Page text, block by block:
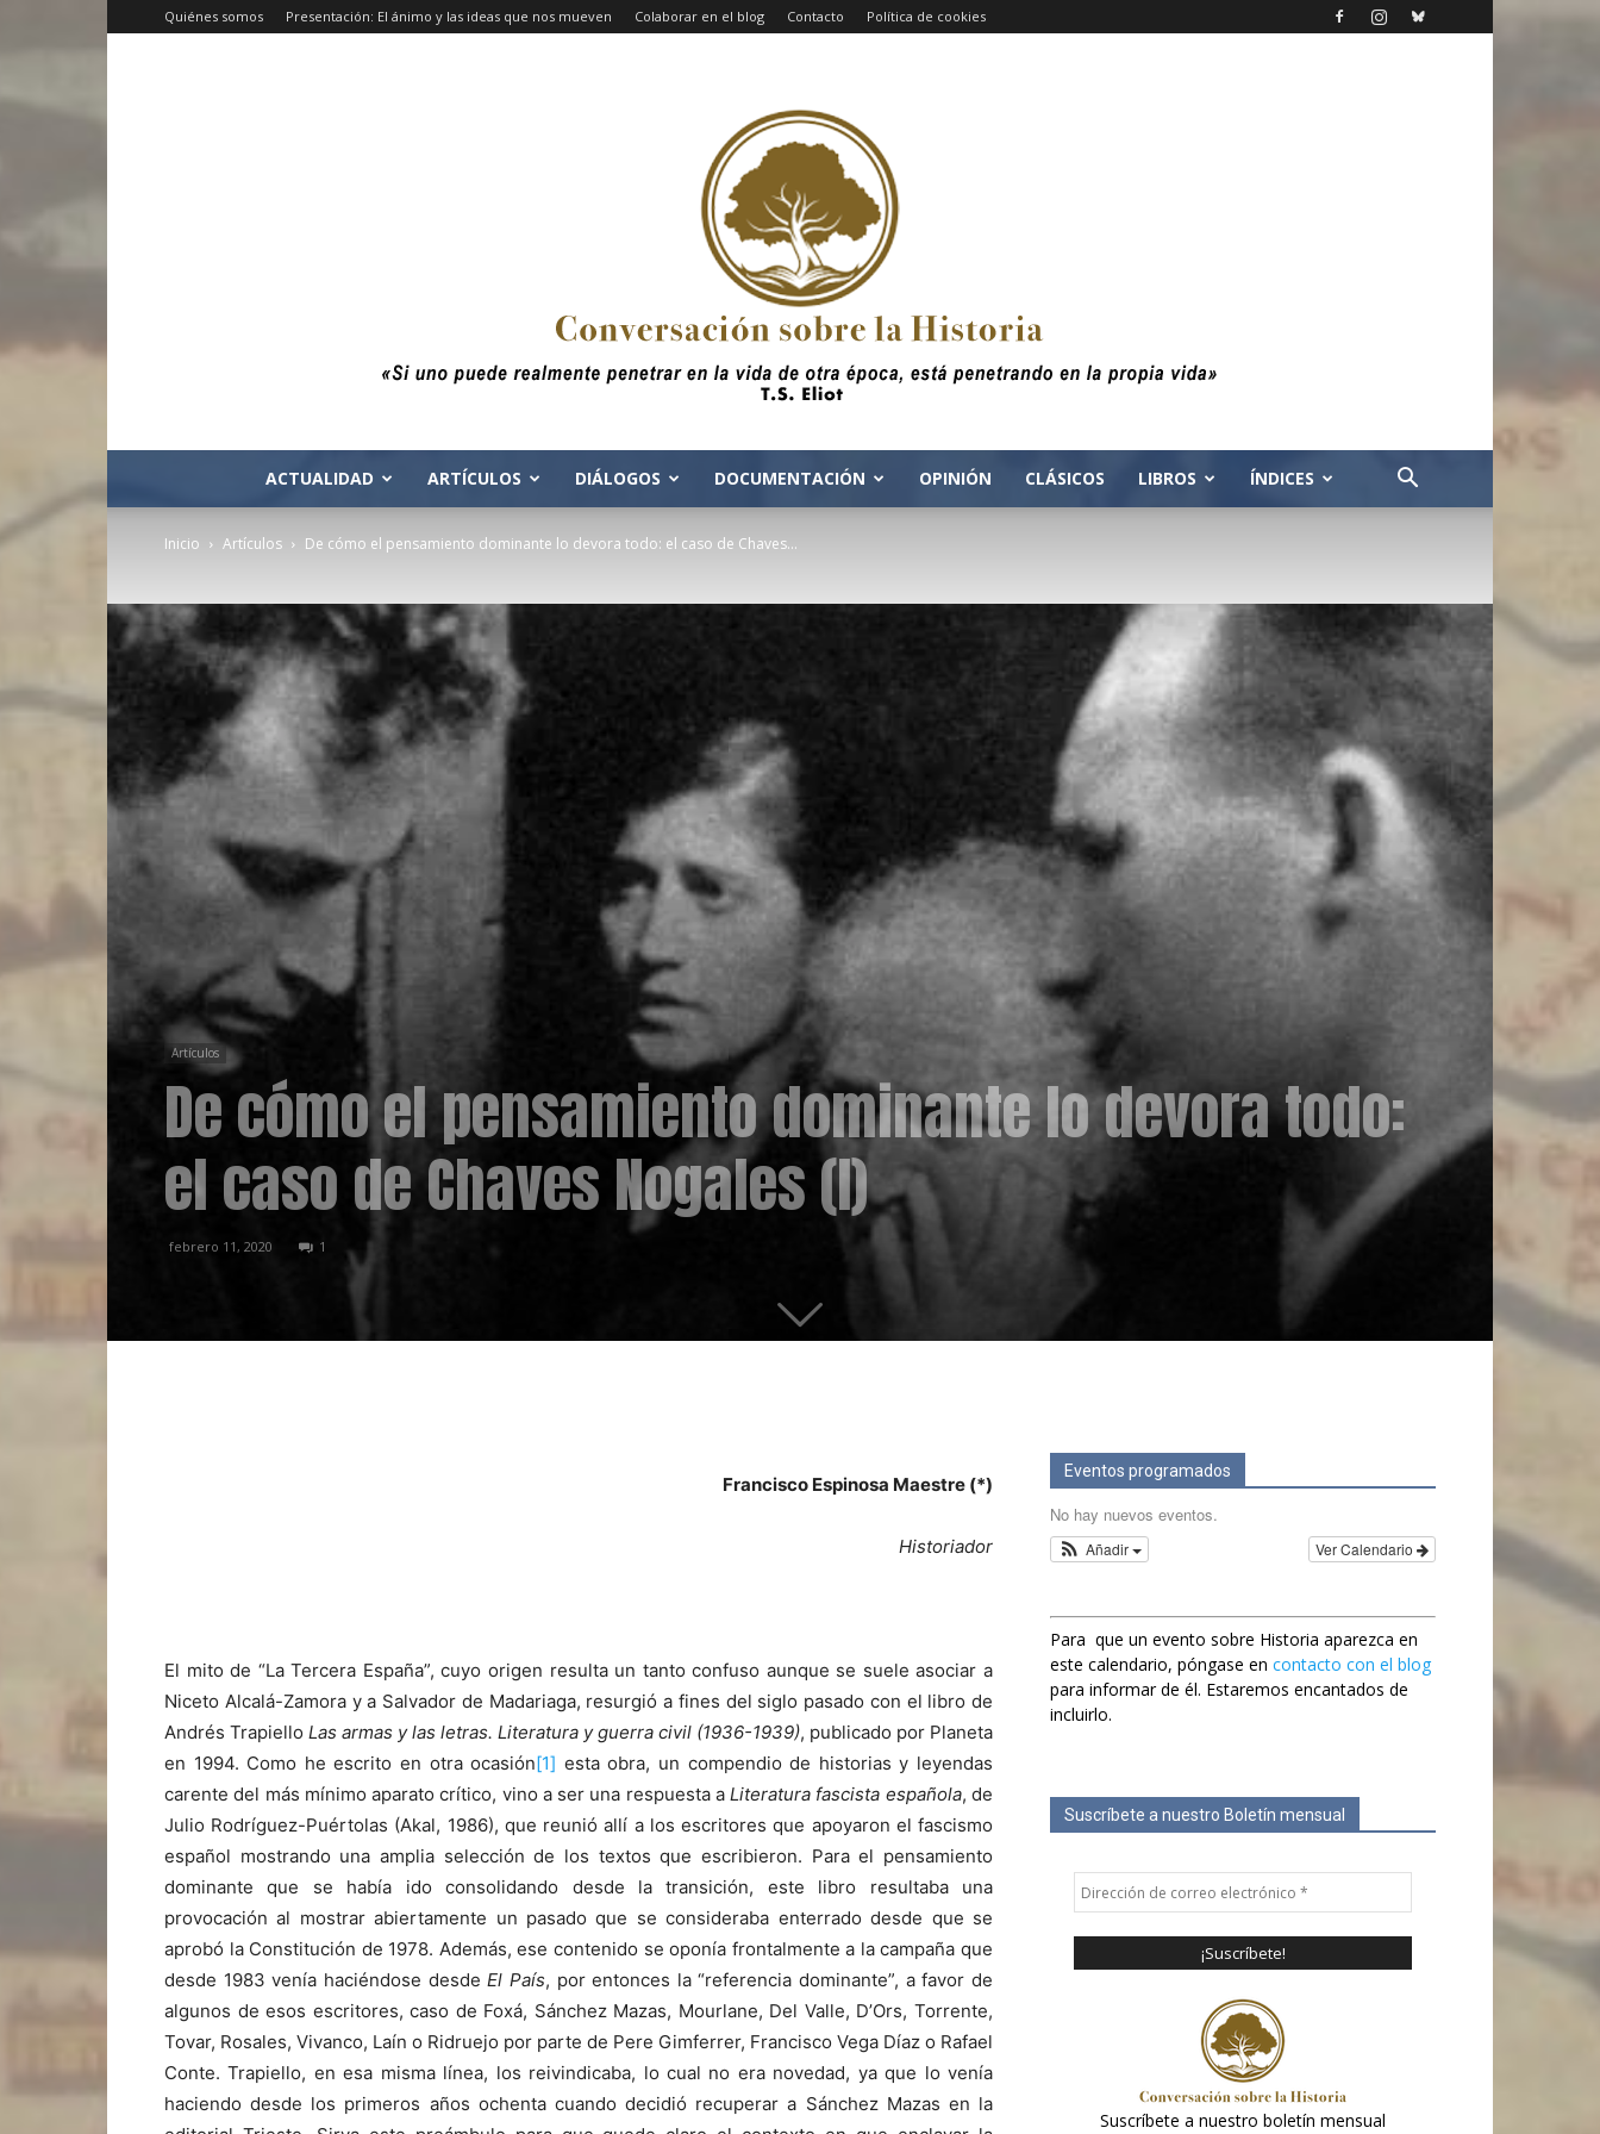
Quiénes somos Presentación: El ánimo y las ideas que nos mueven Colaborar en el blog Contacto Política de cookies
Historia
ACTUALIDAD ARTÍCULOS DIÁLOGOS DOCUMENTACIÓN OPINIÓN CLÁSICOS LIBROS ÍNDICES
Inicio Artículos De cómo el pensamiento dominante lo devora todo: el caso de Chaves...
Artículos
De cómo el pensamiento dominante lo devora todo:
el caso de Chaves Nogales (I)
febrero 11, 2020 1
Francisco Espinosa Maestre (*)
Historiador
El mito de “La Tercera España”, cuyo origen resulta un tanto confuso aunque se suele asociar a
Niceto Alcalá-Zamora y a Salvador de Madariaga, resurgió a fines del siglo pasado con el libro de
Andrés Trapiello Las armas y las letras. Literatura y guerra civil (1936-1939), publicado por Planeta
en 1994. Como he escrito en otra ocasión[1] esta obra, un compendio de historias y leyendas
carente del más mínimo aparato crítico, vino a ser una respuesta aLiteratura fascista española, de
Julio Rodríguez-Puértolas (Akal, 1986), que reunió allí a los escritores que apoyaron el fascismo
español mostrando una amplia selección de los textos que escribieron. Para el pensamiento
dominante que se había ido consolidando desde la transición, este libro resultaba una
provocación al mostrar abiertamente un pasado que se consideraba enterrado desde que se
aprobó la Constitución de 1978. Además, ese contenido se oponía frontalmente a la campaña que
desde 1983 venía haciéndose desdeEl País, por entonces la “referencia dominante”, a favor de
algunos de esos escritores, caso de Foxá, Sánchez Mazas, Mourlane, Del Valle, D’Ors, Torrente,
Tovar, Rosales, Vivanco, Laín o Ridruejo por parte de Pere Gimferrer, Francisco Vega Díaz o Rafael
Conte. Trapiello, en esa misma línea, los reivindicaba, lo cual no era novedad, ya que lo venía
haciendo desde los primeros años ochenta cuando decidió recuperar a Sánchez Mazas en la
Eventos programados
No hay nuevos eventos.
Ver Calendario
Añadir
Para que un evento sobre Historia aparezca en
este calendario, póngase en contacto con el blog
para informar de él. Estaremos encantados de
incluirlo.
Suscríbete a nuestro Boletín mensual
Suscríbete a nuestro boletín mensual